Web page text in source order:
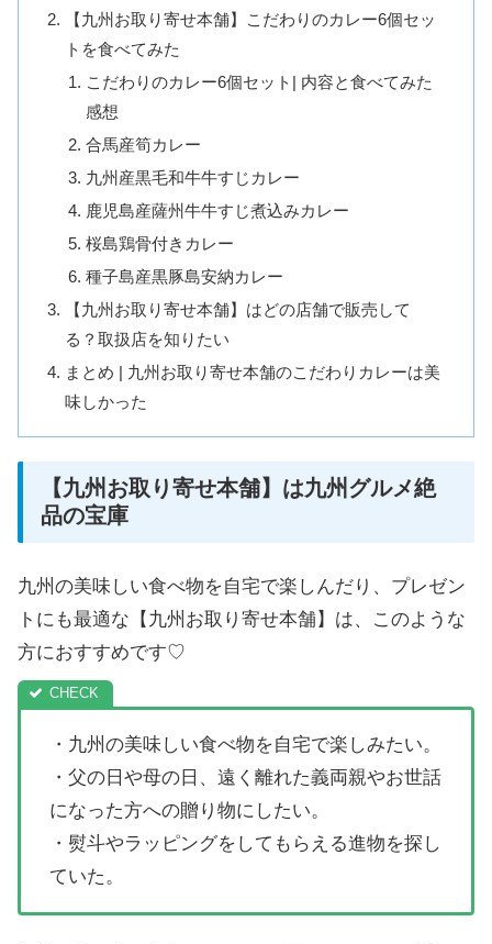
【九州お取り寄せ本舗】こだわりのカレー6個セッ
トを食べてみた
こだわりのカレー6個セット| 内容と食べてみた
感想
合馬産筍カレー
九州産黒毛和牛牛すじカレー
鹿児島産薩州牛牛すじ煮込みカレー
桜島鶏骨付きカレー
種子島産黒豚島安納カレー
【九州お取り寄せ本舗】はどの店舗で販売して
る？取扱店を知りたい
まとめ | 九州お取り寄せ本舗のこだわりカレーは美
味しかった
【九州お取り寄せ本舗】は九州グルメ絶
品の宝庫
九州の美味しい食べ物を自宅で楽しんだり、プレゼン
トにも最適な【九州お取り寄せ本舗】は、このような
方におすすめです♡
・九州の美味しい食べ物を自宅で楽しみたい。
・父の日や母の日、遠く離れた義両親やお世話
になった方への贈り物にしたい。
・熨斗やラッピングをしてもらえる進物を探し
ていた。